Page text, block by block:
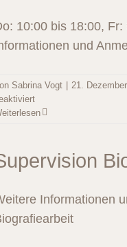
10:00 bis 18:00,
und
Sabrina Vogt | 21.
für
Ausbildung:
Einführung
in
Arbeiten
der
Informationen